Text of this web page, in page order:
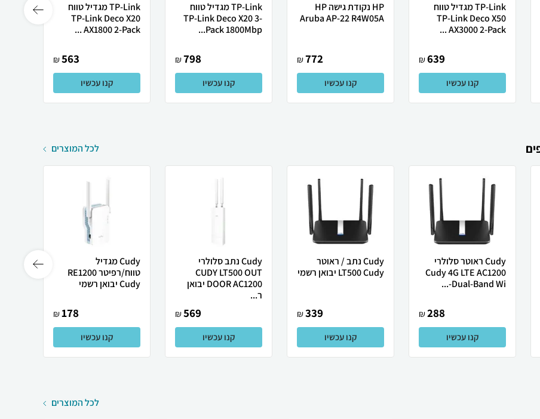
TP-Link מגדיל טווח
TP-Link Deco X50
AX3000 2-Pack ...
639
₪
קנו עכשיו
HP נקודת גישה HP
Aruba AP-22 R4W05A
772
₪
קנו עכשיו
TP-Link מגדיל טווח
TP-Link Deco X20 3-
Pack 1800Mbp...
798
₪
קנו עכשיו
TP-Link מגדיל טווח
TP-Link Deco X20
AX1800 2-Pack ...
563
₪
קנו עכשיו
לכל המוצרים
Cudy ראוטר סלולרי
Cudy 4G LTE AC1200
Dual-Band Wi-...
288
₪
קנו עכשיו
Cudy נתב / ראוטר ‏
LT500 Cudy יבואן רשמי
339
₪
קנו עכשיו
Cudy נתב סלולרי
CUDY LT500 OUT
DOOR AC1200 יבואן
ר...
569
₪
קנו עכשיו
Cudy ‏מגדיל
טווח/רפיטר RE1200
Cudy יבואן רשמי
178
₪
קנו עכשיו
לכל המוצרים